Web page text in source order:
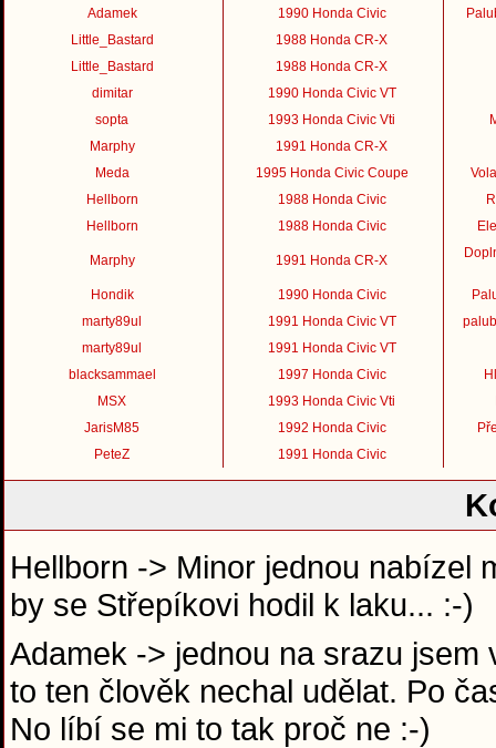
Adamek
1990 Honda Civic
Little_Bastard
1988 Honda CR-X
Little_Bastard
1988 Honda CR-X
dimitar
1990 Honda Civic VT
sopta
1993 Honda Civic Vti
Marphy
1991 Honda CR-X
Meda
1995 Honda Civic Coupe
Hellborn
1988 Honda Civic
Hellborn
1988 Honda Civic
Marphy 1991 Honda CR-X
Hondik
1990 Honda Civic
marty89ul
1991 Honda Civic VT
marty89ul
1991 Honda Civic VT
blacksammael
1997 Honda Civic
MSX
1993 Honda Civic Vti
JarisM85
1992 Honda Civic
PeteZ
1991 Honda Civic
Hellborn -> Minor jednou nabízel
by se Střepíkovi hodil k laku... :-)
Adamek -> jednou na srazu
to ten člověk nechal udělat. Po
No líbí se mi to tak proč ne :-)